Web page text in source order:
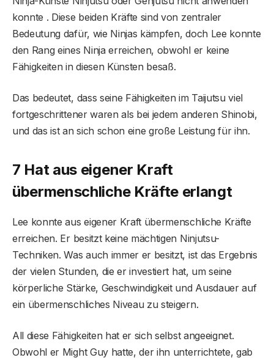
konnte . Diese beiden Kräfte sind von zentraler
Bedeutung dafür, wie Ninjas kämpfen, doch Lee konnte
den Rang eines Ninja erreichen, obwohl er keine
Fähigkeiten in diesen Künsten besaß.
Das bedeutet, dass seine Fähigkeiten im Taijutsu viel
fortgeschrittener waren als bei jedem anderen Shinobi,
und das ist an sich schon eine große Leistung für ihn.
7 Hat aus eigener Kraft
übermenschliche Kräfte erlangt
Lee konnte aus eigener Kraft übermenschliche Kräfte
erreichen. Er besitzt keine mächtigen Ninjutsu-
Techniken. Was auch immer er besitzt, ist das Ergebnis
der vielen Stunden, die er investiert hat, um seine
körperliche Stärke, Geschwindigkeit und Ausdauer auf
ein übermenschliches Niveau zu steigern.
All diese Fähigkeiten hat er sich selbst angeeignet.
Obwohl er Might Guy hatte, der ihn unterrichtete, gab